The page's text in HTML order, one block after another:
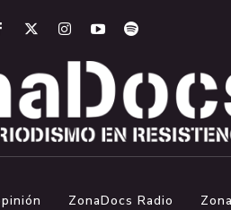
ZonaDocs Radio